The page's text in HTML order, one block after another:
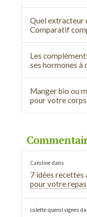
Quel extracteur
Comparatif
Les
ses hormones à
Manger bio ou
pour votre corps
Carolinedans
7 idées recettes
pour votre repas
colette querol vignes